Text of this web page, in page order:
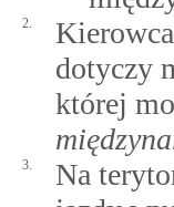
2.
dotyczy
której
3.
Na